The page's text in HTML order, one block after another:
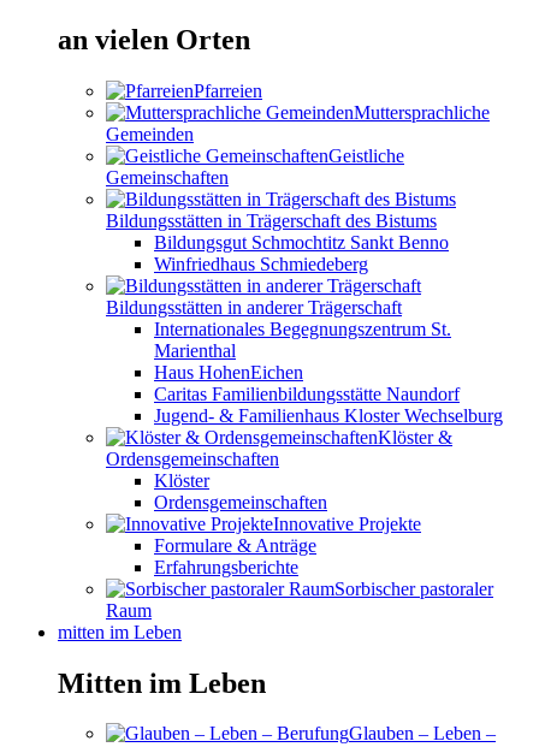
an vielen Orten
Pfarreien
Muttersprachliche
Gemeinden
Geistliche
Gemeinschaften
Bildungsstätten in Trägerschaft des Bistums
Bildungsgut Schmochtitz Sankt Benno
Winfriedhaus Schmiedeberg
Bildungsstätten in anderer Trägerschaft
Internationales Begegnungszentrum St.
Marienthal
Haus HohenEichen
Caritas Familienbildungsstätte Naundorf
Jugend- & Familienhaus Kloster Wechselburg
Klöster &
Ordensgemeinschaften
Klöster
Ordensgemeinschaften
Innovative Projekte
Formulare & Anträge
Erfahrungsberichte
Sorbischer pastoraler
Raum
mitten im Leben
Mitten im Leben
Glauben – Leben –